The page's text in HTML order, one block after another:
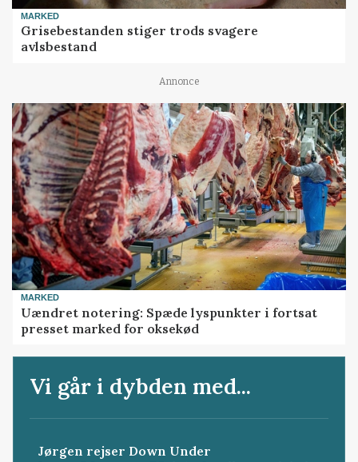
MARKED
Grisebestanden stiger trods svagere
avlsbestand
Annonce
MARKED
Uændret notering: Spæde lyspunkter i fortsat
presset marked for oksekød
Vi går i dybden med...
Jørgen rejser Down Under